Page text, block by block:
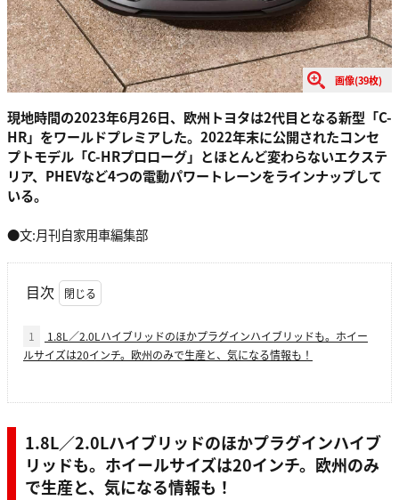
画像(39枚)
現地時間の2023年6月26日、欧州トヨタは2代目となる新型「C-
HR」をワールドプレミアした。2022年末に公開されたコンセ
プトモデル「C-HRプロローグ」とほとんど変わらないエクステ
リア、PHEVなど4つの電動パワートレーンをラインナップして
いる。
●文:月刊自家用車編集部
目次
1
1.8L／2.0Lハイブリッドのほかプラグインハイブリッドも。ホイー
ルサイズは20インチ。欧州のみで生産と、気になる情報も！
1.8L／2.0Lハイブリッドのほかプラグインハイブ
リッドも。ホイールサイズは20インチ。欧州のみ
で生産と、気になる情報も！